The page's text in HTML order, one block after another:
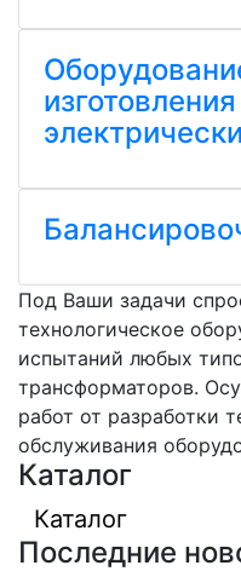
Под Ваши задачи
технологическое
испытаний любых
трансформаторов.
работ от разработки
обслуживания
Каталог
Каталог
Последние